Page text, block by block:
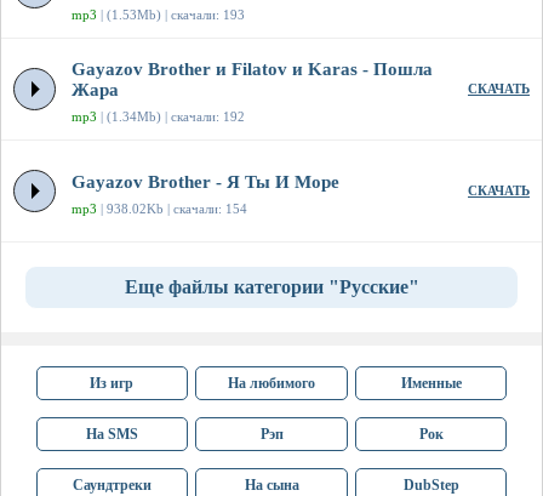
mp3 | (1.53Mb) | скачали: 193
Gayazov Brother и Filatov и Karas - Пошла
Жара
mp3 | (1.34Mb) | скачали: 192
СКАЧАТЬ
Gayazov Brother - Я Ты И Море
mp3 | 938.02Kb | скачали: 154
СКАЧАТЬ
Еще файлы категории "Русские"
Из игр На любимого Именные
На SMS Рэп Рок
Саундтреки На сына DubStep